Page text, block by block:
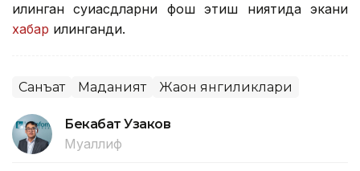
қилинган суиқасдларни фош этиш ниятида экани
хабар қилинганди.
Санъат Маданият Жаҳон янгиликлари
Бекабат Узаков
Муаллиф